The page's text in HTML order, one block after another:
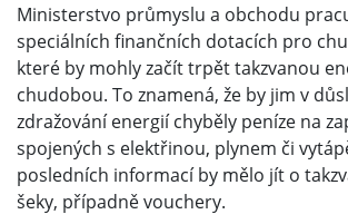
Ministerstvo průmyslu a obchodu
speciálních finančních dotacích pro
které by mohly začít trpět takzvanou
chudobou. To znamená, že by jim v
zdražování energií chyběly peníze na
spojených s elektřinou, plynem či
posledních informací by mělo jít o
šeky, případně vouchery.